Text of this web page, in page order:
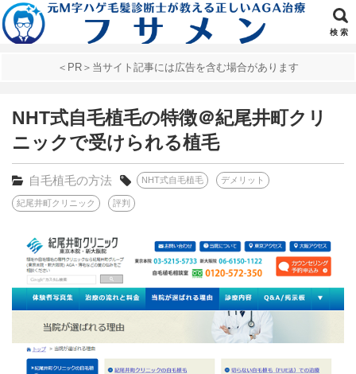
検 索
＜PR＞当サイト記事には広告を含む場合があります
NHT式自毛植毛の特徴＠紀尾井町クリ
ニックで受けられる植毛
自毛植毛の方法 NHT式自毛植毛 デメリット
紀尾井町クリニック 評判